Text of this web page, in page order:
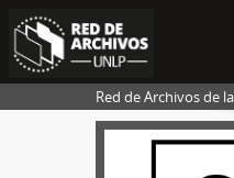
Red de Archivos de